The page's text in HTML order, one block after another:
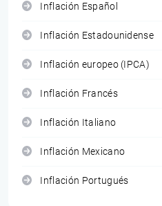
Inflación Español
Inflación Estadounidense
Inflación europeo (IPCA)
Inflación Francés
Inflación Italiano
Inflación Mexicano
Inflación Portugués